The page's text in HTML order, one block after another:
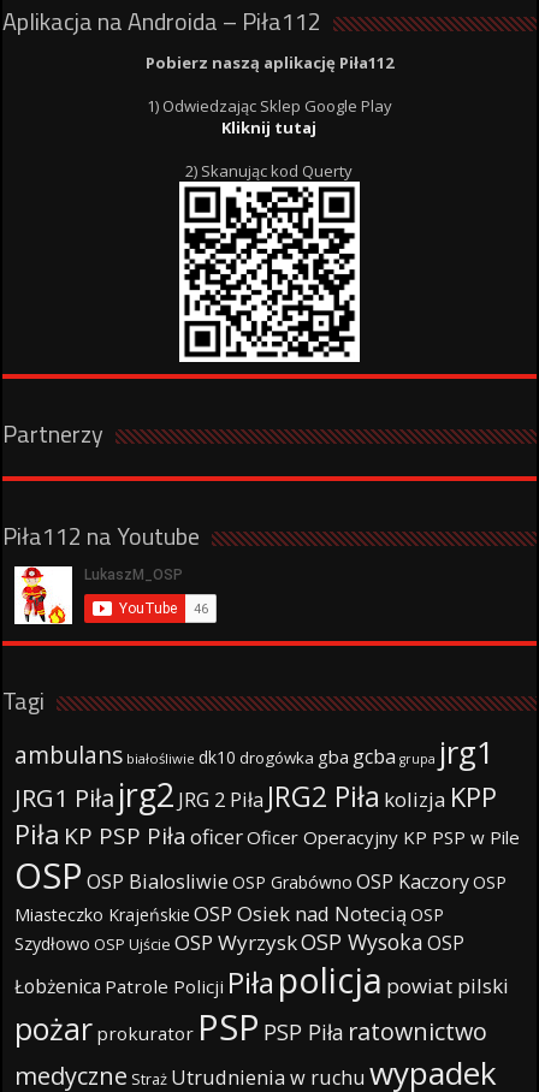
Aplikacja na Androida – Piła112
Pobierz naszą aplikację Piła112
1) Odwiedzając Sklep Google Play
Kliknij tutaj
2) Skanując kod Querty
Partnerzy
Piła112 na Youtube
Tagi
ambulans białośliwie dk10 drogówka gba gcba grupa jrg1
JRG1 Piła jrg2 JRG 2 Piła JRG2 Piła kolizja KPP
Piła KP PSP Piła oficerOficer Operacyjny KP PSP w Pile
OSP OSP Bialosliwie OSP Grabówno OSP KaczoryOSP
Miasteczko Krajeńskie OSP Osiek nad Notecią OSP
Szydłowo OSP Ujście OSP WyrzyskOSP WysokaOSP
Łobżenica Patrole Policji Piła policja powiat pilski
pożar prokurator PSP PSP Piła ratownictwo
medyczne Straż Utrudnienia w ruchu wypadek